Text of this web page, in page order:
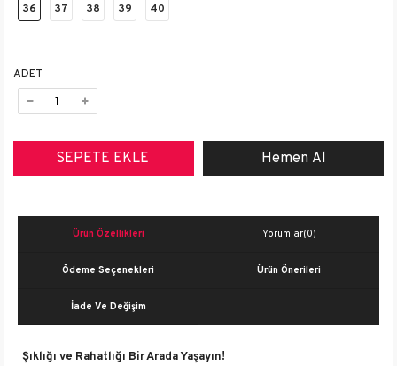
36 37 38 39 40
ADET
Ürün Özellikleri Yorumlar(0)
Ödeme Seçenekleri Ürün Önerileri
İade Ve Değişim
Şıklığı ve Rahatlığı Bir Arada Yaşayın!